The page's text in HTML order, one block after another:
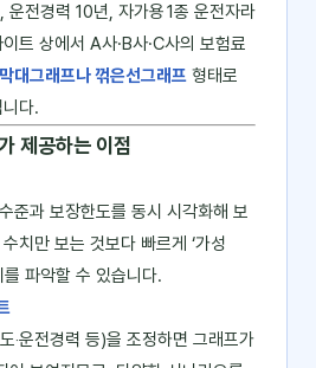
전경력 10년, 자가용 1종 운전자라
트 상에서 A사·B사·C사의 보험료
막대그래프나 꺾은선그래프 형태로
다.
제공하는 이점
준과 보장한도를 동시 시각화해 보
치만 보는 것보다 빠르게 ‘가성
를 파악할 수 있습니다.
‧운전경력 등)을 조정하면 그래프가